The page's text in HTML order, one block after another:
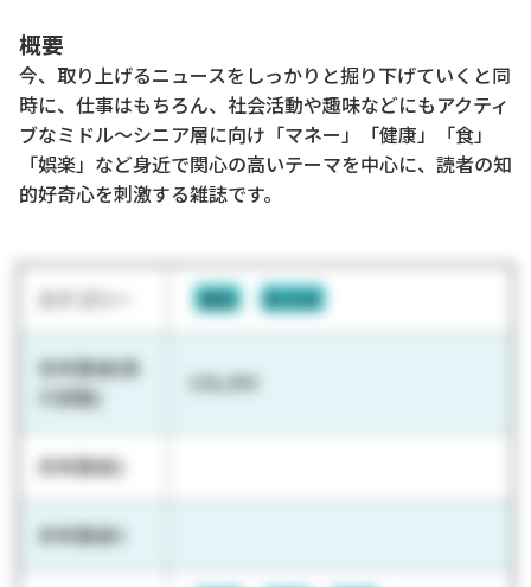
概要
今、取り上げるニュースをしっかりと掘り下げていくと同
時に、仕事はもちろん、社会活動や趣味などにもアクティ
ブなミドル～シニア層に向け「マネー」「健康」「食」
「娯楽」など身近で関心の高いテーマを中心に、読者の知
的好奇心を刺激する雑誌です。
カテゴリー 雑誌 総合誌
参考数値(発
行部数)
136,093
参考数値2
参考数値3